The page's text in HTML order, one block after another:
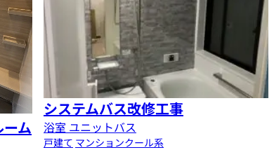
ム
システムバス改修工事
浴室 ユニットバス
戸建て マンションクール系